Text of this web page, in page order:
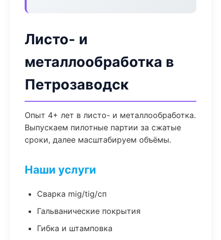
Листо- и
металлообработка в
Петрозаводск
Опыт 4+ лет в листо- и металлообработка.
Выпускаем пилотные партии за сжатые
сроки, далее масштабируем объёмы.
Наши услуги
Сварка mig/tig/сп
Гальванические покрытия
Гибка и штамповка